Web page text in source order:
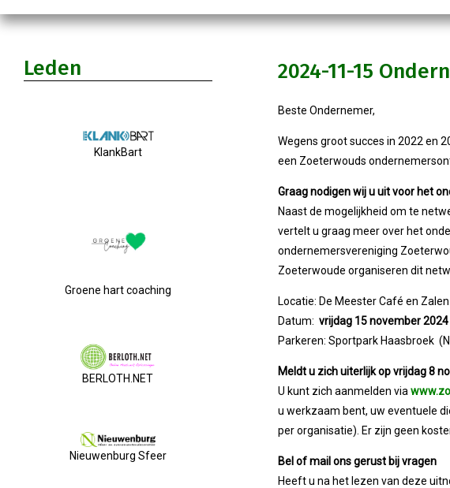
2024-11-15
Beste Ondernemer,
Wegens groot succes in 2022 en
een Zoeterwouds
Graag nodigen wij u uit voor het
Naast de mogelijkheid om te
vertelt u graag meer over het
ondernemersvereniging
Zoeterwoude organiseren dit
Locatie: De Meester Café en
Datum: vrijdag 15 november
Parkeren: Sportpark Haasbroek
Meldt u zich uiterlijk op vrijdag 8
U kunt zich aanmelden via
u werkzaam bent, uw eventuele
per organisatie). Er zijn geen
Bel of mail ons gerust bij vragen
Heeft u na het lezen van deze
Leden
KlankBart
Groene hart coaching
BERLOTH.NET
Nieuwenburg Sfeer